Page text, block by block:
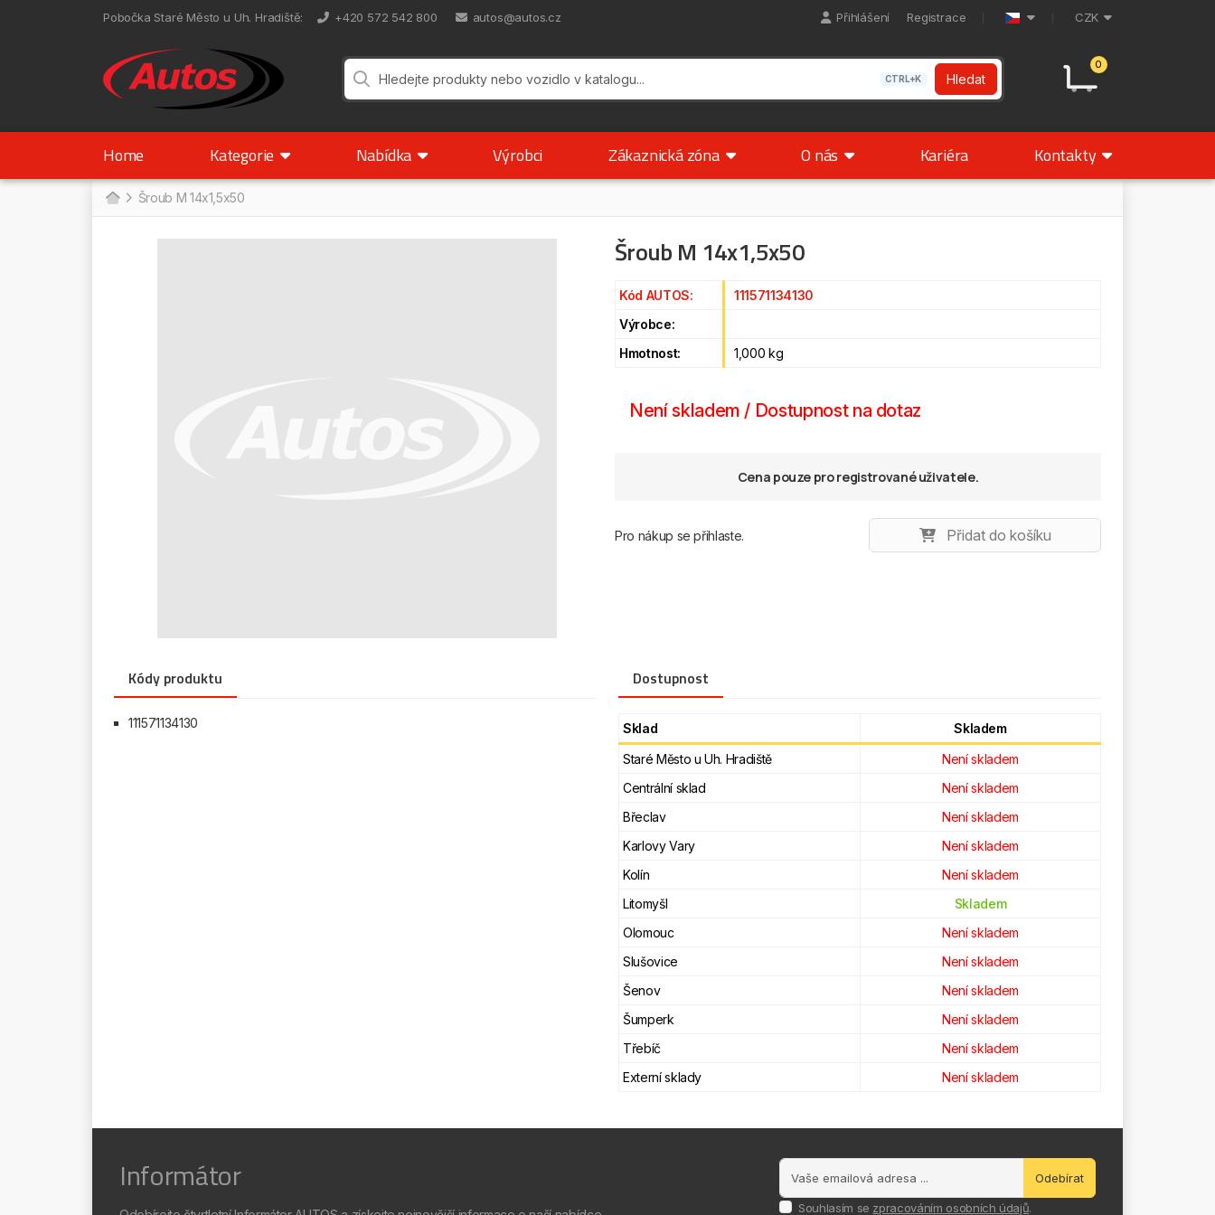
Pobočka Staré Město u Uh. Hradiště: +420 572 542 800 autos@autos.cz Přihlášení Registrace CZK
0
CTRL+K Hledat
Home Kategorie Nabídka Výrobci Zákaznická zóna O nás Kariéra Kontakty
Šroub M 14x1,5x50
Šroub M 14x1,5x50
Kód AUTOS:
111571134130
Výrobce:
Hmotnost:
1,000 kg
Není skladem / Dostupnost na dotaz
Cena pouze pro registrované uživatele.
Pro nákup se přihlaste. Přidat do košíku
Kódy produktu
111571134130
Dostupnost
Sklad
Skladem
Staré Město u Uh. Hradiště
Není skladem
Centrální sklad
Není skladem
Břeclav
Není skladem
Karlovy Vary
Není skladem
Kolín
Není skladem
Litomyšl
Skladem
Olomouc
Není skladem
Slušovice
Není skladem
Šenov
Není skladem
Šumperk
Není skladem
Třebíč
Není skladem
Externí sklady
Není skladem
Informátor Odebírat
Souhlasím se zpracováním osobních údajů.